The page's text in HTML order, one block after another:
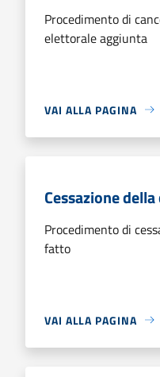
Procedimento di
elettorale aggiunta
VAI ALLA PAGINA
Cessazione
Procedimento di
fatto
VAI ALLA PAGINA